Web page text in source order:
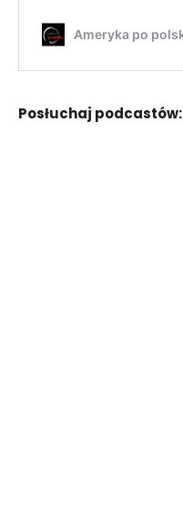
Posłuchaj podcastów: